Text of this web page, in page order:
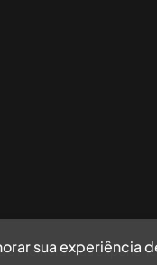
sua experiência
melhorar sua